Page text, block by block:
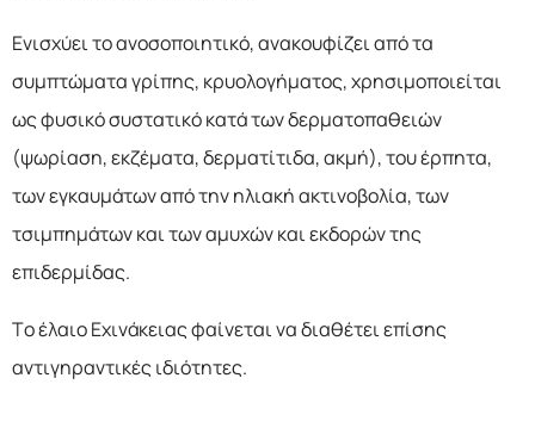
Ενισχύει το ανοσοποιητικό, ανακουφίζει από τα
συμπτώματα γρίπης, κρυολογήματος, χρησιμοποιείται
ως φυσικό συστατικό κατά των δερματοπαθειών
(ψωρίαση, εκζέματα, δερματίτιδα, ακμή), του έρπητα,
των εγκαυμάτων από την ηλιακή ακτινοβολία, των
τσιμπημάτων και των αμυχών και εκδορών της
επιδερμίδας.
Το έλαιο Εχινάκειας φαίνεται να διαθέτει επίσης
αντιγηραντικές ιδιότητες.